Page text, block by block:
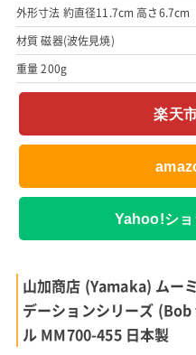
外形寸法 約直径11.7cm 高さ6.7cm
材質 磁器(波佐見焼)
重量 200g
楽天
Yahoo!ショ
山加商店 (Yamaka) ムー
デーションシリーズ
ル MM700-455 日本製